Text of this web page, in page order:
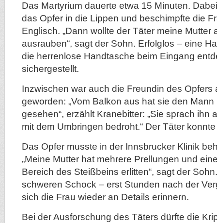
Das Martyrium dauerte etwa 15 Minuten.
das Opfer in die Lippen und beschimpfte die
Englisch. „Dann wollte der Täter meine Mutter
ausrauben“, sagt der Sohn. Erfolglos – eine
die herrenlose Handtasche beim Eingang
sichergestellt.
Inzwischen war auch die Freundin des Opfers
geworden: „Vom Balkon aus hat sie den
gesehen“, erzählt Kranebitter: „Sie sprach ihn
mit dem Umbringen bedroht.“ Der Täter
Das Opfer musste in der Innsbrucker Klinik
„Meine Mutter hat mehrere Prellungen und
Bereich des Steißbeins erlitten“, sagt der
schweren Schock – erst Stunden nach der
sich die Frau wieder an Details erinnern.
Bei der Ausforschung des Täters dürfte die